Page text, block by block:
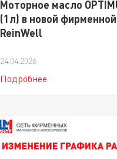
Моторное масло
(1л) в новой
ReinWell
24.04.2026
Подробнее